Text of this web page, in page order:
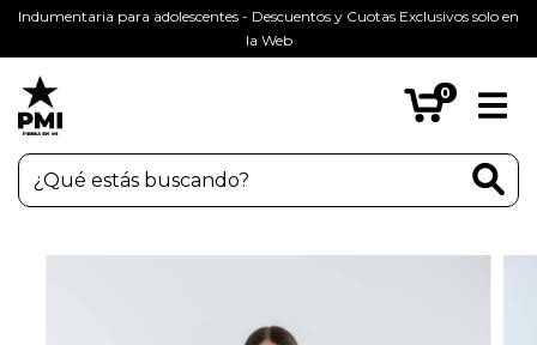
Indumentaria para adolescentes - Descuentos y Cuotas Exclusivos solo en
la Web
0